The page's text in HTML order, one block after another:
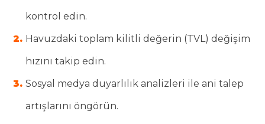
kontrol edin.
Havuzdaki toplam kilitli değerin (TVL) değişim
hızını takip edin.
Sosyal medya duyarlılık analizleri ile ani talep
artışlarını öngörün.